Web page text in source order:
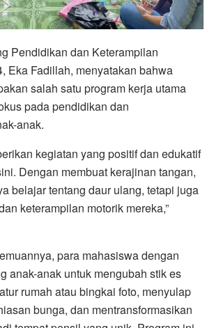
Pendidikan dan Keterampilan
Eka Fadillah, menyatakan bahwa
salah satu program kerja utama
pada pendidikan dan
anak.
kegiatan yang positif dan edukatif
Dengan membuat kerajinan tangan,
belajar tentang daur ulang, tetapi juga
keterampilan motorik mereka,”
para mahasiswa dengan
anak-anak untuk mengubah stik es
rumah atau bingkai foto, menyulap
bunga, dan mentransformasikan